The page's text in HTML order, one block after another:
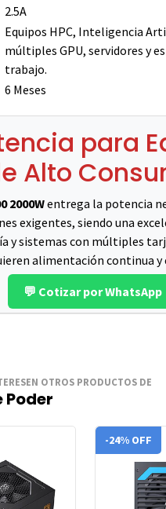
2.5A
Equipos HPC, Inteligencia
múltiples GPU, servidores y
trabajo.
6 Meses
para
Alto
2000Wentrega la potencia
exigentes, siendo una
y sistemas con múltiples
alimentación continua y
💬 Cotizar por WhatsApp
OTROS PRODUCTOS DE
Poder
-24% OFF